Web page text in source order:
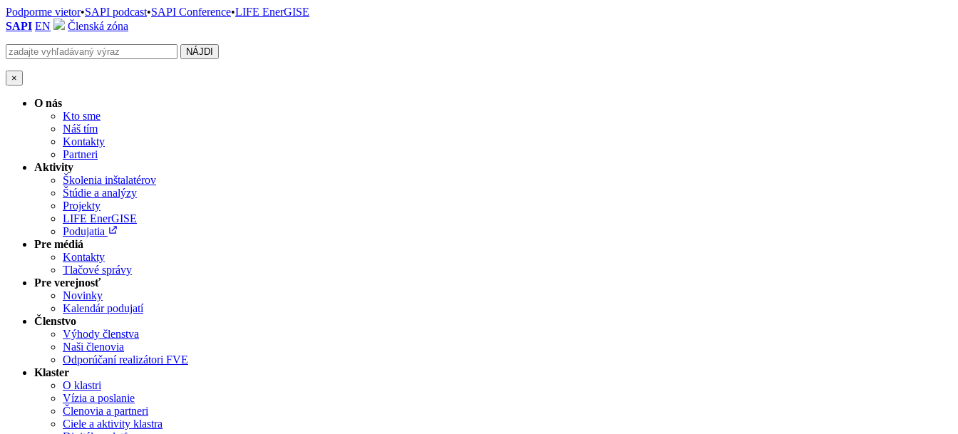
Podporme vietor•SAPI podcast•SAPI Conference•LIFE EnerGISE
SAPI EN Členská zóna
×
O nás
Kto sme
Náš tím
Kontakty
Partneri
Aktivity
Školenia inštalatérov
Štúdie a analýzy
Projekty
LIFE EnerGISE
Podujatia
Pre médiá
Kontakty
Tlačové správy
Pre verejnosť
Novinky
Kalendár podujatí
Členstvo
Výhody členstva
Naši členovia
Odporúčaní realizátori FVE
Klaster
O klastri
Vízia a poslanie
Členovia a partneri
Ciele a aktivity klastra